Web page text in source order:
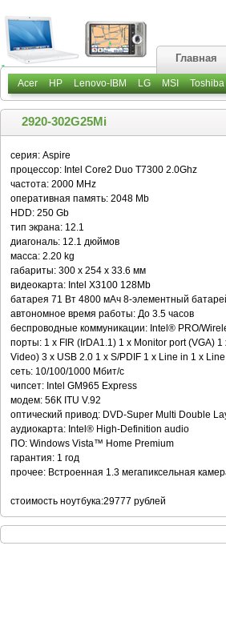
Главная
Acer HP Lenovo-IBM LG MSI Toshiba
2920-302G25Mi
серия: Aspire
процессор: Intel Core2 Duo T7300 2.0Ghz
частота: 2000 MHz
оперативная память: 2048 Mb
HDD: 250 Gb
тип экрана: 12.1
диагональ: 12.1 дюймов
масса: 2.20 kg
габариты: 300 x 254 x 33.6 мм
видеокарта: Intel X3100 128Mb
батарея 71 Вт 4800 мАч 8-элементный
автономное время работы: До 3.5 часов
беспроводные коммуникации: Intel® PRO/
порты: 1 x FIR (IrDA1.1) 1 x Monitor port (VGA)
Video) 3 x USB 2.0 1 x S/PDIF 1 x Line in 1 x
сеть: 10/100/1000 Мбит/с
чипсет: Intel GM965 Express
модем: 56К ITU V.92
оптический привод: DVD-Super Multi Double
аудиокарта: Intel® High-Definition audio
ПО: Windows Vista™ Home Premium
гарантия: 1 год
прочее: Встроенная 1.3 мегапиксельная
стоимость ноутбука:29777 рублей